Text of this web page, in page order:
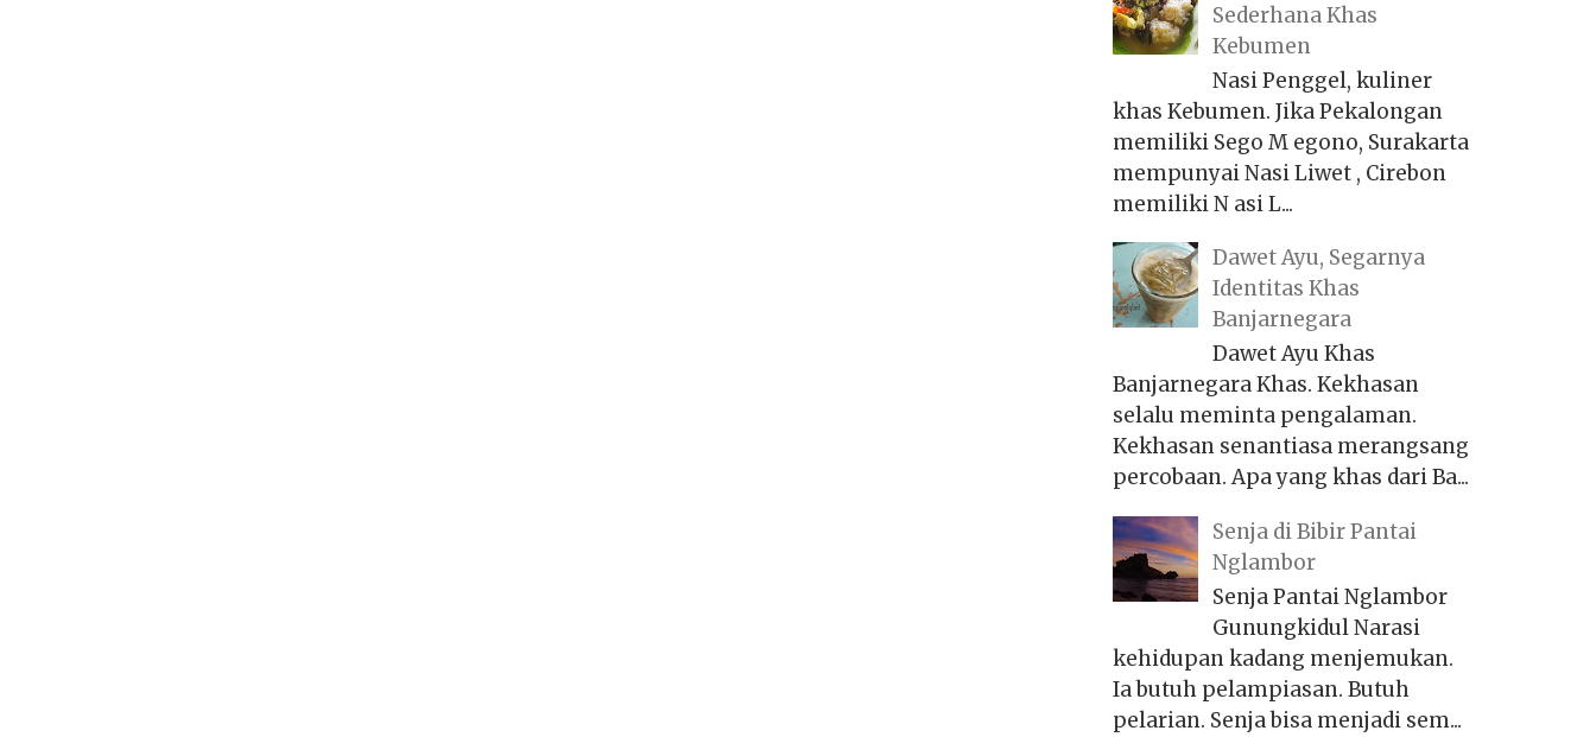
Sederhana Khas
Kebumen
Nasi Penggel, kuliner
khas Kebumen. Jika Pekalongan
memiliki Sego M egono, Surakarta
mempunyai Nasi Liwet , Cirebon
memiliki N asi L...
Dawet Ayu, Segarnya
Identitas Khas
Banjarnegara
Dawet Ayu Khas
Banjarnegara Khas. Kekhasan
selalu meminta pengalaman.
Kekhasan senantiasa merangsang
percobaan. Apa yang khas dari Ba...
Senja di Bibir Pantai
Nglambor
Senja Pantai Nglambor
Gunungkidul Narasi
kehidupan kadang menjemukan.
Ia butuh pelampiasan. Butuh
pelarian. Senja bisa menjadi sem...